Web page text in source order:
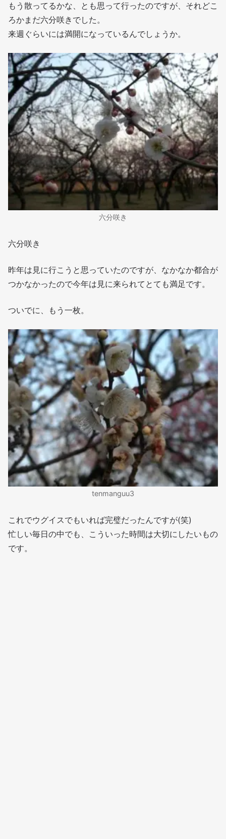
もう散ってるかな、とも思って行ったのですが、それどこ
ろかまだ六分咲きでした。
来週ぐらいには満開になっているんでしょうか。
六分咲き
六分咲き
昨年は見に行こうと思っていたのですが、なかなか都合が
つかなかったので今年は見に来られてとても満足です。
ついでに、もう一枚。
tenmanguu3
これでウグイスでもいれば完璧だったんですが(笑)
忙しい毎日の中でも、こういった時間は大切にしたいもの
です。